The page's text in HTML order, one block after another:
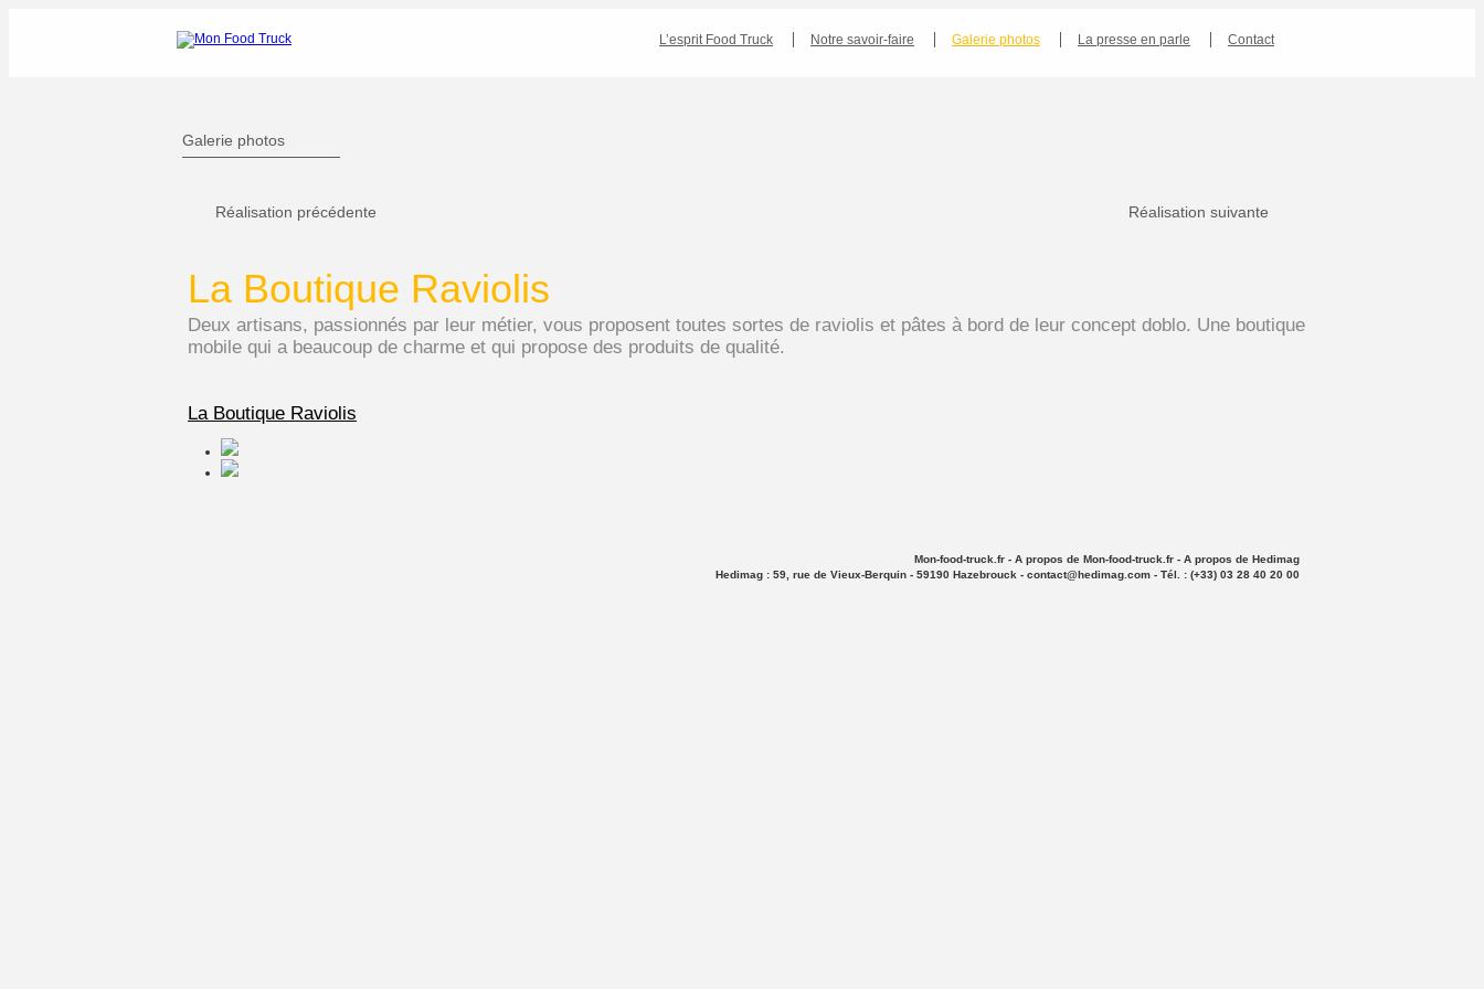
L’esprit Food Truck Notre savoir-faire Galerie photos La presse en parle Contact
Galerie photos
Réalisation précédente Réalisation suivante
La Boutique Raviolis
Deux artisans, passionnés par leur métier, vous proposent toutes sortes de raviolis et pâtes à bord de leur concept doblo. Une boutique
mobile qui a beaucoup de charme et qui propose des produits de qualité.
La Boutique Raviolis
Mon-food-truck.fr - A propos de Mon-food-truck.fr - A propos de Hedimag
Hedimag : 59, rue de Vieux-Berquin - 59190 Hazebrouck - contact@hedimag.com- Tél. : (+33) 03 28 40 20 00